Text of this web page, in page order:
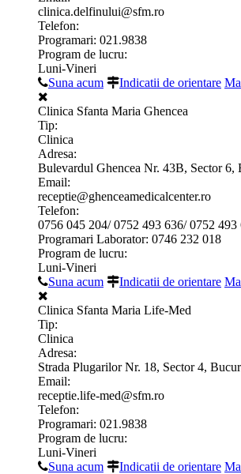
clinica.delfinului@sfm.ro
Telefon:
Programari: 021.9838
Program de lucru:
Luni-Vineri
Suna acum
Indicatii de orientare
Clinica Sfanta Maria Ghencea
Tip:
Clinica
Adresa:
Bulevardul Ghencea Nr. 43B, Sector 6,
Email:
receptie@ghenceamedicalcenter.ro
Telefon:
0756 045 204/ 0752 493 636/ 0752 493
Programari Laborator: 0746 232 018
Program de lucru:
Luni-Vineri
Suna acum
Indicatii de orientare
Clinica Sfanta Maria Life-Med
Tip:
Clinica
Adresa:
Strada Plugarilor Nr. 18, Sector 4,
Email:
receptie.life-med@sfm.ro
Telefon:
Programari: 021.9838
Program de lucru:
Luni-Vineri
Suna acum
Indicatii de orientare